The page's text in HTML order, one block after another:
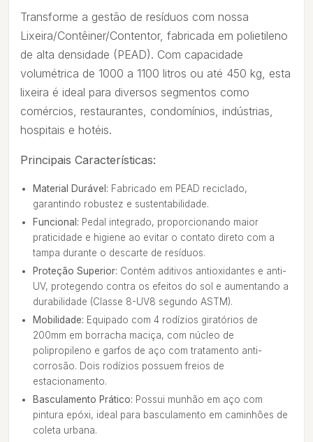
Transforme a gestão de resíduos com nossa
Lixeira/Contêiner/Contentor, fabricada em polietileno
de alta densidade (PEAD). Com capacidade
volumétrica de 1000 a 1100 litros ou até 450 kg, esta
lixeira é ideal para diversos segmentos como
comércios, restaurantes, condomínios, indústrias,
hospitais e hotéis.
Principais Características:
Material Durável: Fabricado em PEAD reciclado,
garantindo robustez e sustentabilidade.
Funcional: Pedal integrado, proporcionando maior
praticidade e higiene ao evitar o contato direto com a
tampa durante o descarte de resíduos.
Proteção Superior: Contém aditivos antioxidantes e anti-
UV, protegendo contra os efeitos do sol e aumentando a
durabilidade (Classe 8-UV8 segundo ASTM).
Mobilidade: Equipado com 4 rodízios giratórios de
200mm em borracha maciça, com núcleo de
polipropileno e garfos de aço com tratamento anti-
corrosão. Dois rodízios possuem freios de
estacionamento.
Basculamento Prático: Possui munhão em aço com
pintura epóxi, ideal para basculamento em caminhões de
coleta urbana.